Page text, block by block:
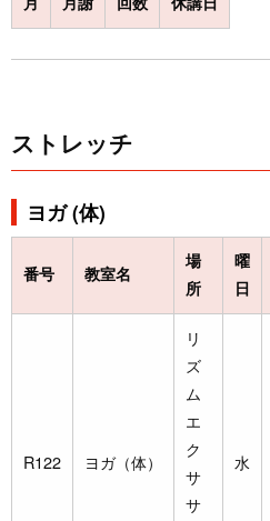
ストレッチ
ヨガ (体)
番号 教室名
場
所
曜
日
R122 ヨガ（体）
リ
ズ
ム
エ
ク
サ
サ
水